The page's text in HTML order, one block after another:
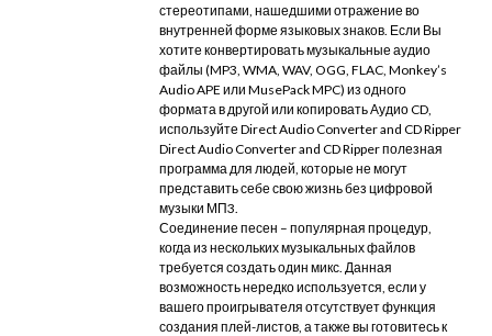
стереотипами, нашедшими отражение во
внутренней форме языковых знаков. Если Вы
хотите конвертировать музыкальные аудио
файлы (MP3, WMA, WAV, OGG, FLAC, Monkey’s
Audio APE или MusePack MPC) из одного
формата в другой или копировать Аудио CD,
используйте Direct Audio Converter and CD Ripper
Direct Audio Converter and CD Ripper полезная
программа для людей, которые не могут
представить себе свою жизнь без цифровой
музыки МП3.
Соединение песен – популярная процедур,
когда из нескольких музыкальных файлов
требуется создать один микс. Данная
возможность нередко используется, если у
вашего проигрывателя отсутствует функция
создания плей-листов, а также вы готовитесь к